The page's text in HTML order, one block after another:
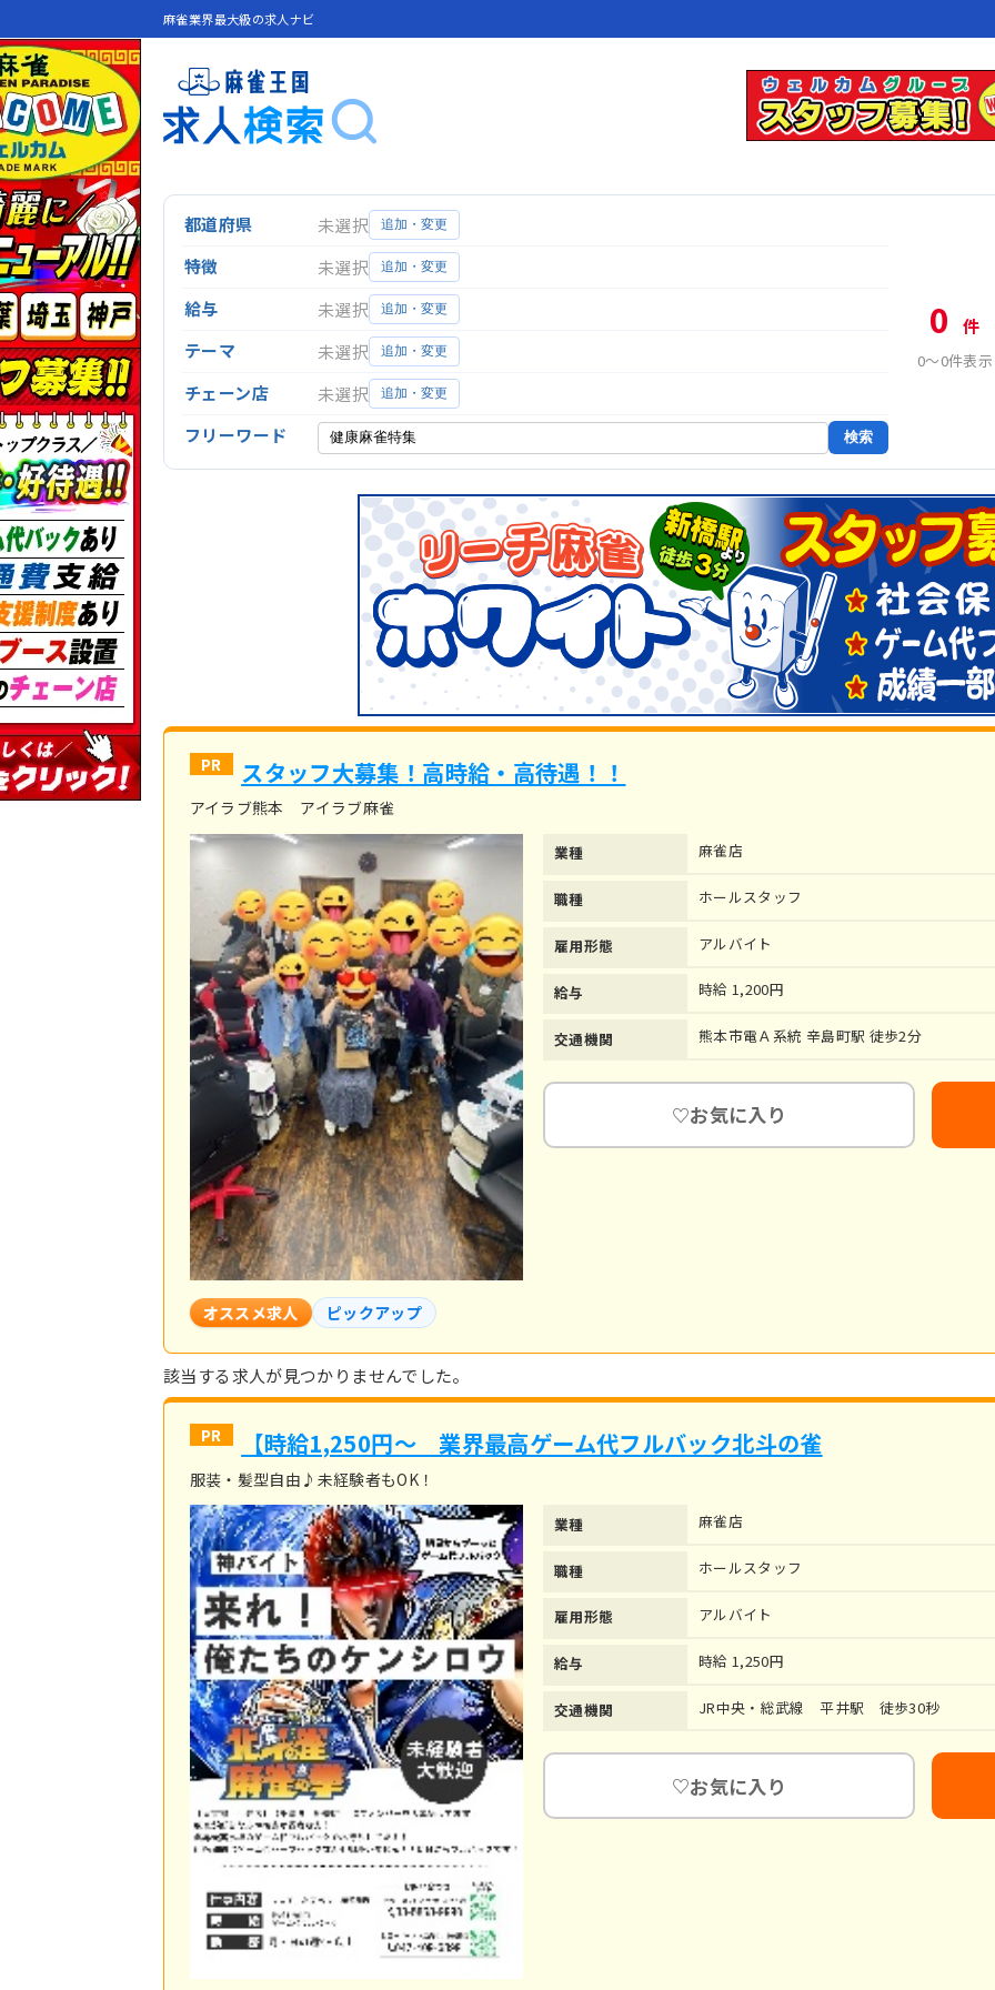
麻雀業界最大級の求人ナビ
都道府県 未選択 追加・変更
特徴 未選択 追加・変更
給与 未選択 追加・変更
テーマ 未選択 追加・変更
チェーン店 未選択 追加・変更
フリーワード 検索
0 件
0〜0件表示
スタッフ大募集！高時給・高待遇！！
アイラブ熊本 アイラブ麻雀
オススメ求人 ピックアップ
業種 麻雀店
職種 ホールスタッフ
雇用形態 アルバイト
給与 時給 1,200円
交通機関 熊本市電Ａ系統 辛島町駅 徒歩2分
♡お気に入り
該当する求人が見つかりませんでした。
【時給1,250円～ 業界最高ゲーム代フルバック北斗の雀
服装・髪型自由♪未経験者もOK！
業種 麻雀店
職種 ホールスタッフ
雇用形態 アルバイト
給与 時給 1,250円
交通機関 JR中央・総武線 平井駅 徒歩30秒
♡お気に入り